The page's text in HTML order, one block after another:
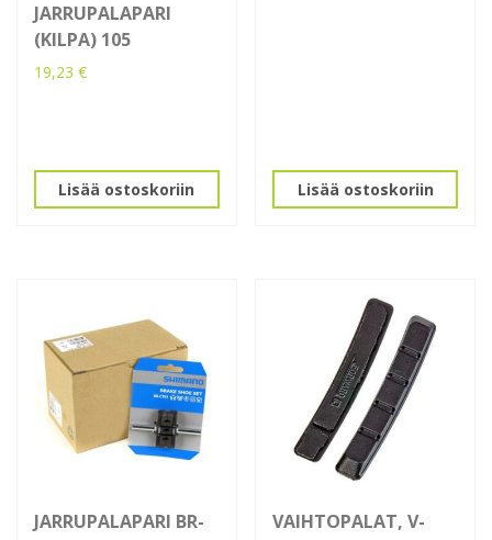
JARRUPALAPARI
(KILPA) 105
19,23 €
Lisää ostoskoriin Lisää ostoskoriin
JARRUPALAPARI BR-
VAIHTOPALAT, V-